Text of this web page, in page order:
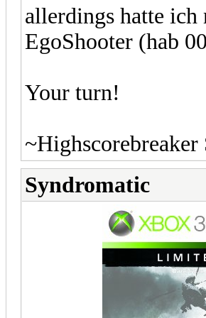
allerdings hatte ich
EgoShooter (hab
Your turn!
~Highscorebreaker
Syndromatic